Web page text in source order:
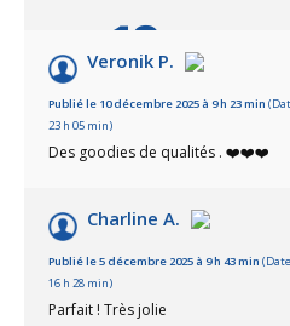
10/10
Basé sur 2 avis
Veronik P.
Publié le 10 décembre 2025 à 9 h 23 min
23 h 05 min)
Des goodies de qualités . ❤️❤️❤️
Charline A.
Publié le 5 décembre 2025 à 9 h 43 min
16 h 28 min)
Parfait ! Très jolie